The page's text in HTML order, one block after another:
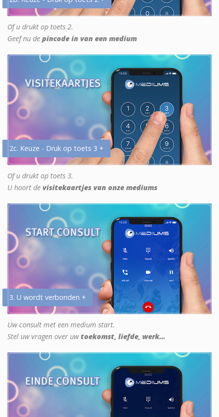
Of u drukt op toets 2.
Geef nu de pincode in van een medium
2c. Keuze - Druk op toets 3 +
Of u drukt op toets 3.
U hoort de visitekaartjes van onze mediums
3. U wordt verbonden +
Uw consult met een medium start.
Stel uw vragen over uwtoekomst, liefde, werk...